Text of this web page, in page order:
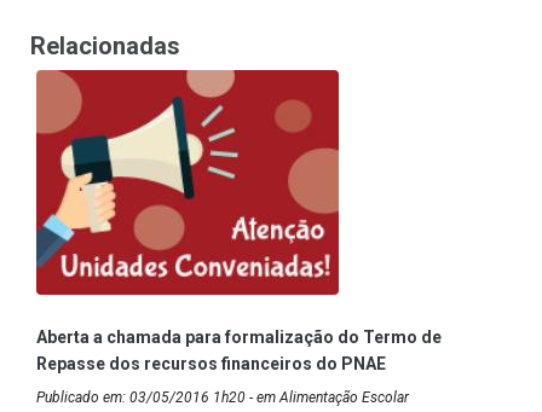
Relacionadas
Aberta a chamada para formalização do Termo de
Repasse dos recursos financeiros do PNAE
Publicado em: 03/05/2016 1h20 - em Alimentação Escolar